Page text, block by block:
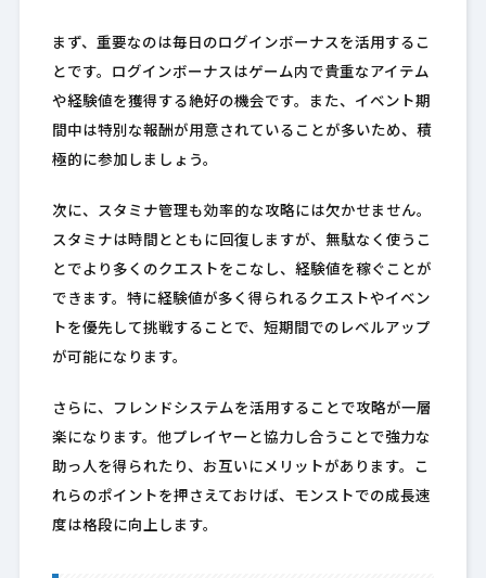
まず、重要なのは毎日のログインボーナスを活用するこ
とです。ログインボーナスはゲーム内で貴重なアイテム
や経験値を獲得する絶好の機会です。また、イベント期
間中は特別な報酬が用意されていることが多いため、積
極的に参加しましょう。
次に、スタミナ管理も効率的な攻略には欠かせません。
スタミナは時間とともに回復しますが、無駄なく使うこ
とでより多くのクエストをこなし、経験値を稼ぐことが
できます。特に経験値が多く得られるクエストやイベン
トを優先して挑戦することで、短期間でのレベルアップ
が可能になります。
さらに、フレンドシステムを活用することで攻略が一層
楽になります。他プレイヤーと協力し合うことで強力な
助っ人を得られたり、お互いにメリットがあります。こ
れらのポイントを押さえておけば、モンストでの成長速
度は格段に向上します。